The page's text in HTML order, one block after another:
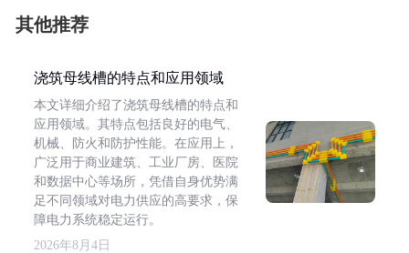
其他推荐
浇筑母线槽的特点和应用领域
本文详细介绍了浇筑母线槽的特点和
应用领域。其特点包括良好的电气、
机械、防火和防护性能。在应用上，
广泛用于商业建筑、工业厂房、医院
和数据中心等场所，凭借自身优势满
足不同领域对电力供应的高要求，保
障电力系统稳定运行。
2026年8月4日